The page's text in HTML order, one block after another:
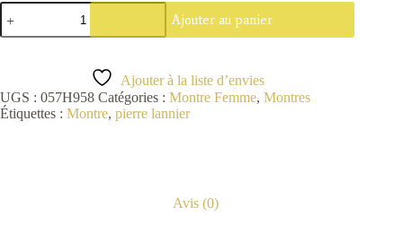
quantité
de
Montre
Ajouter au panier
Ajouter à la liste d’envies
UGS : 057H958 Catégories : Montre Femme, Montres
Étiquettes : Montre, pierre lannier
Avis (0)